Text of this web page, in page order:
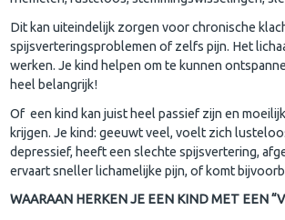
Dit kan uiteindelijk zorgen voor chronische
spijsverteringsproblemen of zelfs pijn. Het
werken. Je kind helpen om te kunnen
heel belangrijk!
Of een kind kan juist heel passief zijn en
krijgen. Je kind: geeuwt veel, voelt zich
depressief, heeft een slechte spijsvertering,
ervaart sneller lichamelijke pijn, of komt
WAARAAN HERKEN JE EEN KIND MET EEN